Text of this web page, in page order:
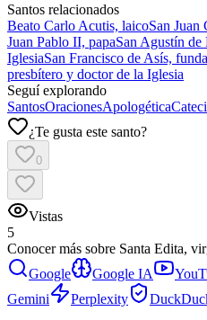
Santos relacionados
Beato Carlo Acutis, laicoSan Juan
Juan Pablo II, papaSan Agustín
IglesiaSan Francisco de Asís,
presbítero y doctor de la Iglesia
Seguí explorando
SantosOracionesApologética
¿Te gusta este santo?
0
Vistas
5
Conocer más sobre Santa Edita,
Google
Google IA
Gemini
Perplexity